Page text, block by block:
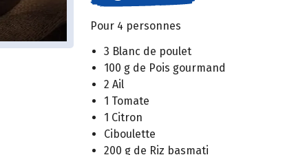
Pour 4 personnes
3 Blanc de poulet
100 g de Pois gourmand
2 Ail
1 Tomate
1 Citron
Ciboulette
200 g de Riz basmati